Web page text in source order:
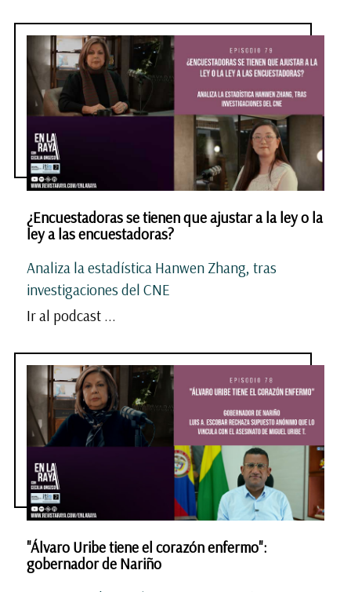
¿Encuestadoras se tienen que ajustar a la ley o la
ley a las encuestadoras?
Analiza la estadística Hanwen Zhang, tras
investigaciones del CNE
Ir al podcast ...
"Álvaro Uribe tiene el corazón enfermo":
gobernador de Nariño